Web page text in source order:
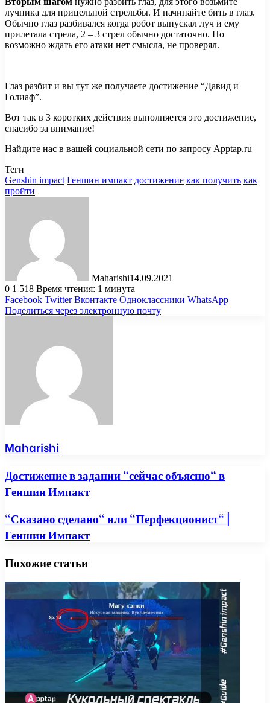
лучника для прицельной стрельбы. И начинайте бить в глаз.
Обычно глаз разбивался когда робот выпускал луч и ему
прилетала стрела, 2 – 3 стрел обычно достаточно. Но
возможно ждать его атаки нет смысла, не проверял.
Глаз разбит и вы тут же получаете достижение “Давид и
Голиаф”.
Вот так в 3 коротких действия выполняется это достижение,
спасибо за внимание!
Найдите нас в вашей социальной сети по запросу Apptap.ru
Теги
Genshin impact Геншин импакт достижение как получить как
пройти
Maharishi14.09.2021
0 1 518 Время чтения: 1 минута
Facebook Twitter Вконтакте Одноклассники WhatsApp
Поделиться через электронную почту
Maharishi
Достижение в задании "сейчас объясню" в
Геншин Импакт
"Сказано сделано" или "Перфекционист" |
Геншин Импакт
Похожие статьи